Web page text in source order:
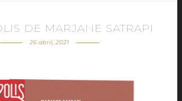
DE MARJANE SATRAPI
26 abril, 2021